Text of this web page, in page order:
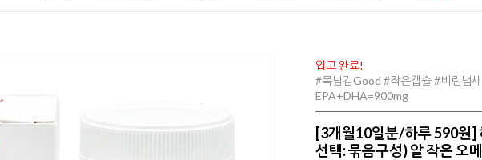
입고 완료!
#목넘김Good #작은캡슐 #비린냄
EPA+DHA=900mg
[3개월10일분/하루 590원]
선택: 묶음구성) 알 작은 오